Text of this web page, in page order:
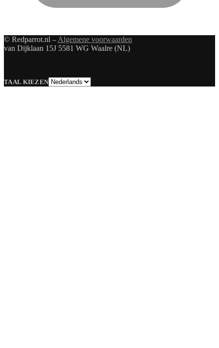
© Redparrot.nl – Algemene voorwaarden
van Dijklaan 15J 5581 WG Waalre (NL)
TAAL KIEZENTaal